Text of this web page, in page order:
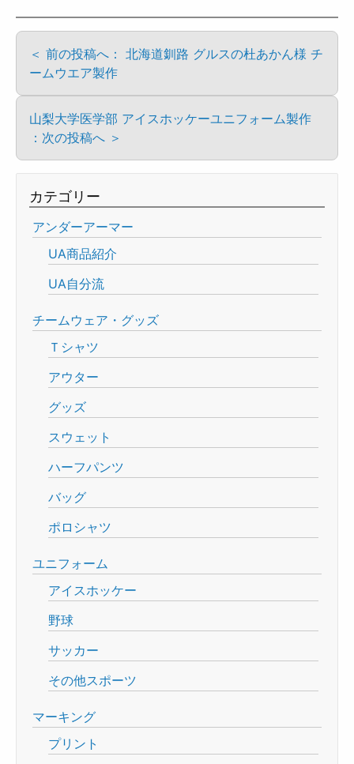
＜ 前の投稿へ： 北海道釧路 グルスの杜あかん様 チ
ームウエア製作
山梨大学医学部 アイスホッケーユニフォーム製作
：次の投稿へ ＞
カテゴリー
アンダーアーマー
UA商品紹介
UA自分流
チームウェア・グッズ
Ｔシャツ
アウター
グッズ
スウェット
ハーフパンツ
バッグ
ポロシャツ
ユニフォーム
アイスホッケー
野球
サッカー
その他スポーツ
マーキング
プリント